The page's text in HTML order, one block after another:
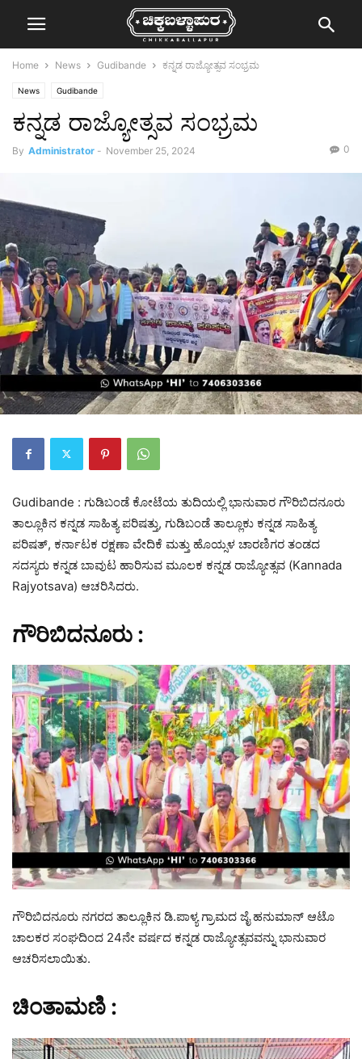
Home News Gudibande ಕನ್ನಡ ರಾಜ್ಯೋತ್ಸವ ಸಂಭ್ರಮ
News Gudibande
ಕನ್ನಡ ರಾಜ್ಯೋತ್ಸವ ಸಂಭ್ರಮ
By Administrator - November 25, 2024 0
Gudibande : ಗುಡಿಬಂಡೆ ಕೋಟೆಯ ತುದಿಯಲ್ಲಿ ಭಾನುವಾರ ಗೌರಿಬಿದನೂರು
ತಾಲ್ಲೂಕಿನ ಕನ್ನಡ ಸಾಹಿತ್ಯ ಪರಿಷತ್ತು, ಗುಡಿಬಂಡೆ ತಾಲ್ಲೂಕು ಕನ್ನಡ ಸಾಹಿತ್ಯ
ಪರಿಷತ್, ಕರ್ನಾಟಕ ರಕ್ಷಣಾ ವೇದಿಕೆ ಮತ್ತು ಹೊಯ್ಸಳ ಚಾರಣಿಗರ ತಂಡದ
ಸದಸ್ಯರು ಕನ್ನಡ ಬಾವುಟ ಹಾರಿಸುವ ಮೂಲಕ ಕನ್ನಡ ರಾಜ್ಯೋತ್ಸವ (Kannada
Rajyotsava) ಆಚರಿಸಿದರು.
ಗೌರಿಬಿದನೂರು :
ಗೌರಿಬಿದನೂರು ನಗರದ ತಾಲ್ಲೂಕಿನ ಡಿ.ಪಾಳ್ಯ ಗ್ರಾಮದ ಜೈ ಹನುಮಾನ್ ಆಟೊ
ಚಾಲಕರ ಸಂಘದಿಂದ 24ನೇ ವರ್ಷದ ಕನ್ನಡ ರಾಜ್ಯೋತ್ಸವವನ್ನು ಭಾನುವಾರ
ಆಚರಿಸಲಾಯಿತು.
ಚಿಂತಾಮಣಿ :